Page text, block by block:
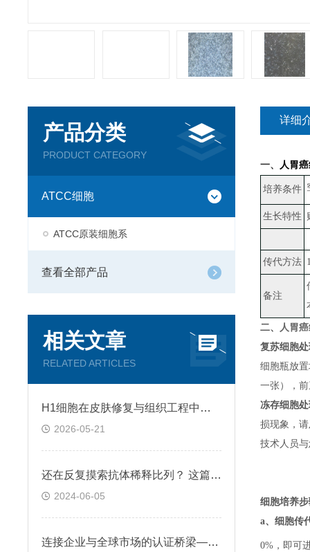
产品分类
PRODUCT CATEGORY
ATCC细胞
ATCC原装细胞系
查看全部产品
相关文章
RELATED ARTICLES
H1细胞在皮肤修复与组织工程中的应用前景
2026-05-21
还在反复摸索抗体稀释比列？ 这篇IHC秘籍快来收好！
2024-06-05
连接企业与全球市场的认证桥梁——ATCC细胞
详细
一、 人胃
培养条件
生长特性
传代方法
备注
二、
人胃
复苏细胞
细胞瓶放
一张）
，
冻存细胞
损现象，
技术人员
细胞培养
a、 细胞传
0%，即可